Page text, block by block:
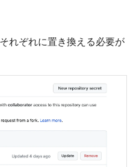
れぞれに置き換える必要が